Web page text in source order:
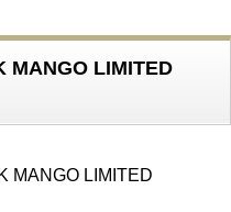
MANGO LIMITED